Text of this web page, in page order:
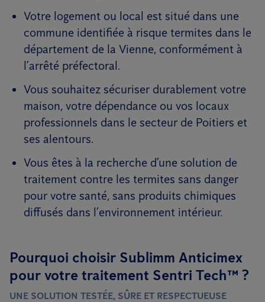
Votre logement ou local est situé dans une
commune identifiée à risque termites dans le
département de la Vienne, conformément à
l’arrêté préfectoral.
Vous souhaitez sécuriser durablement votre
maison, votre dépendance ou vos locaux
professionnels dans le secteur de Poitiers et
ses alentours.
Vous êtes à la recherche d’une solution de
traitement contre les termites sans danger
pour votre santé, sans produits chimiques
diffusés dans l’environnement intérieur.
Pourquoi choisir Sublimm Anticimex
pour votre traitement Sentri Tech™ ?
UNE SOLUTION TESTÉE, SÛRE ET RESPECTUEUSE